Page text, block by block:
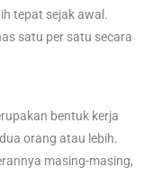
tepat sejak awal.
satu per satu secara
bentuk kerja
orang atau lebih.
masing-masing,